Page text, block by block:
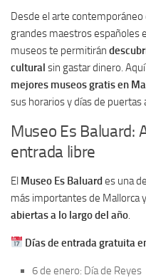
Desde el arte contemporáneo
grandes maestros españoles
museos te permitirán
cultural sin gastar dinero.
mejores museos gratis en
sus horarios y días de puertas
Museo Es Baluard:
entrada libre
El Museo Es Baluard es una
más importantes de Mallorca
abiertas a lo largo del año
Días de entrada gratuita
6 de enero: Día de Reyes